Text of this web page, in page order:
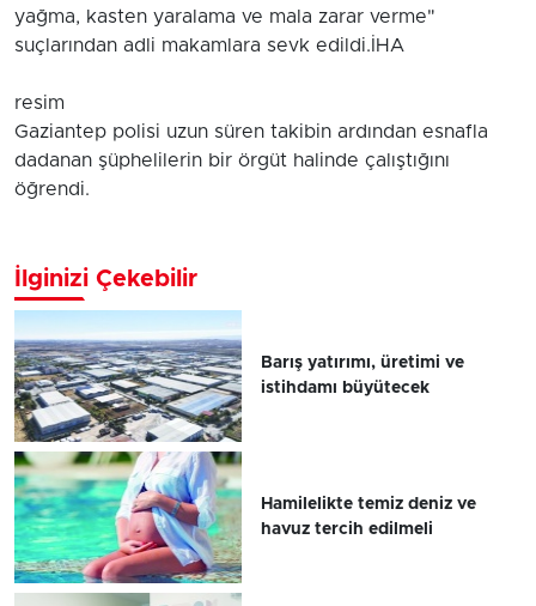
yağma, kasten yaralama ve mala zarar verme"
suçlarından adli makamlara sevk edildi.İHA
resim
Gaziantep polisi uzun süren takibin ardından esnafla
dadanan şüphelilerin bir örgüt halinde çalıştığını
öğrendi.
İlginizi Çekebilir
Barış yatırımı, üretimi ve
istihdamı büyütecek
Hamilelikte temiz deniz ve
havuz tercih edilmeli